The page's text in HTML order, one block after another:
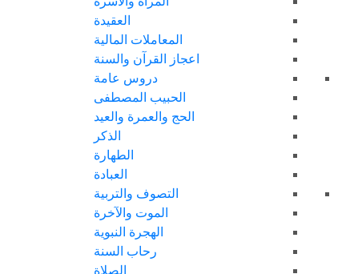
العقيدة
المعاملات المالية
اعجاز القرآن والسنة
دروس عامة
الحبيب المصطفى
الحج والعمرة والعيد
الذكر
الطهارة
العبادة
التصوف والتربية
الموت والآخرة
الهجرة النبوية
رحاب السنة
الصلاة